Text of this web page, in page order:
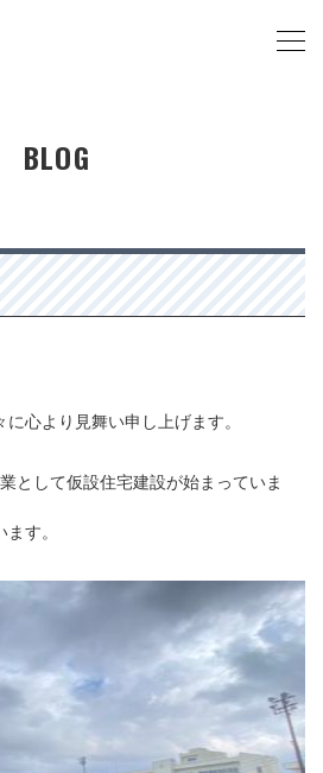
BLOG
心より見舞い申し上げます。
として仮設住宅建設が始まっていま
す。